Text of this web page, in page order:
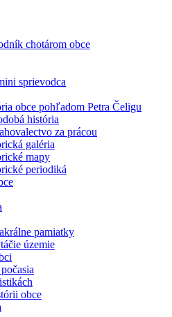
chotárom obce
sprievodca
obce pohľadom Petra Čeligu
história
za prácou
galéria
mapy
periodiká
pamiatky
územie
obce